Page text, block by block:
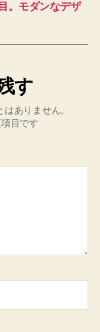
。モダンなデザ
す
ありません。
目です